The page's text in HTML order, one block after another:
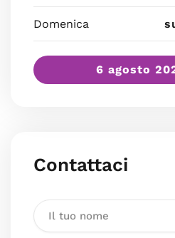
Domenica
6 agosto
Contattaci